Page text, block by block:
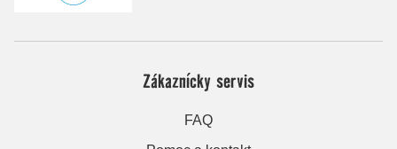
Zákaznícky servis
FAQ